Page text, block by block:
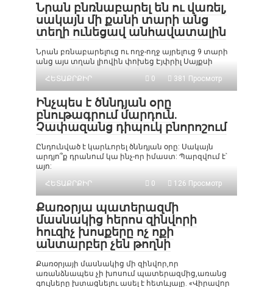
Նրան բնռնաբարել են ու վառել,
սակայն մի քանի տարի անց
տեղի ունեցավ անհավատալին
Նրան բռնաբարելուց ու ողջ-ողջ այրելուց 9 տարի
անց այս տղան լիովին փոխեց Էյփրիլ Սայքսի
ՀԵՏԱՔՐՔԻՐ
0 381 Просмотр
Ինչպես է ծննդյան օրը
բնութագրում մարդուն.
Չափազանց դիպուկ բնորոշում
Ընդունված է կարևորել ծննդյան օրը: Սակայն
արդյո՞ք դրանում կա ինչ-որ իմաստ: Պարզվում է՝
այո:
ՀԵՏԱՔՐՔԻՐ
0 126 Просмотр
Քառօրյա պատերազմի
մասնակից հերոս զինվորի
հուզիչ խոսքերը ոչ ոքի
անտարբեր չեն թողնի
Քառօրյայի մասնակից մի զինվոր,որ
առանձնապես չի խոսում պատերազմից,առանց
գույները խտացնելու ասել է հետևյալը. «Վիրավոր